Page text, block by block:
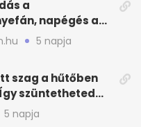
a
napégés a
tehetsz most?
5 napja
szag a hűtőben
szüntetheted
5 napja